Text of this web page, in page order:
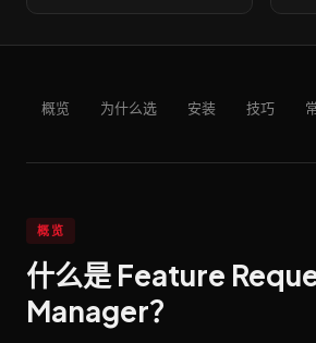
概览 为什么选 安装 技巧
概览
什么是 Feature
Manager？